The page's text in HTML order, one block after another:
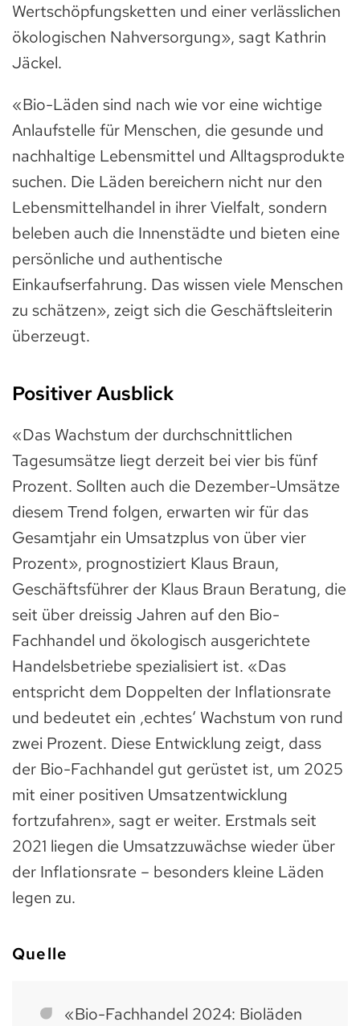
Wertschöpfungsketten und einer verlässlichen
ökologischen Nahversorgung», sagt Kathrin
Jäckel.
«Bio-Läden sind nach wie vor eine wichtige
Anlaufstelle für Menschen, die gesunde und
nachhaltige Lebensmittel und Alltagsprodukte
suchen. Die Läden bereichern nicht nur den
Lebensmittelhandel in ihrer Vielfalt, sondern
beleben auch die Innenstädte und bieten eine
persönliche und authentische
Einkaufserfahrung. Das wissen viele Menschen
zu schätzen», zeigt sich die Geschäftsleiterin
überzeugt.
Positiver Ausblick
«Das Wachstum der durchschnittlichen
Tagesumsätze liegt derzeit bei vier bis fünf
Prozent. Sollten auch die Dezember-Umsätze
diesem Trend folgen, erwarten wir für das
Gesamtjahr ein Umsatzplus von über vier
Prozent», prognostiziert Klaus Braun,
Geschäftsführer der Klaus Braun Beratung, die
seit über dreissig Jahren auf den Bio-
Fachhandel und ökologisch ausgerichtete
Handelsbetriebe spezialisiert ist. «Das
entspricht dem Doppelten der Inflationsrate
und bedeutet ein ‚echtes‘ Wachstum von rund
zwei Prozent. Diese Entwicklung zeigt, dass
der Bio-Fachhandel gut gerüstet ist, um 2025
mit einer positiven Umsatzentwicklung
fortzufahren», sagt er weiter. Erstmals seit
2021 liegen die Umsatzzuwächse wieder über
der Inflationsrate – besonders kleine Läden
legen zu.
Quelle
«Bio-Fachhandel 2024: Bioläden